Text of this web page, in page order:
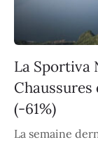
La Sportiva
(-61%)
La semaine